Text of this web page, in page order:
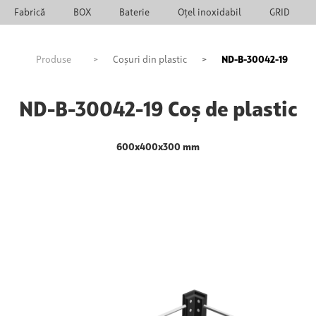
Fabrică BOX Baterie Oțel inoxidabil GRID
Produse > Coșuri din plastic > ND-B-30042-19
ND-B-30042-19 Coș de plastic
600x400x300 mm